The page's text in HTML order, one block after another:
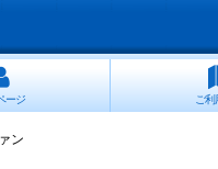
ージ ご利
ン